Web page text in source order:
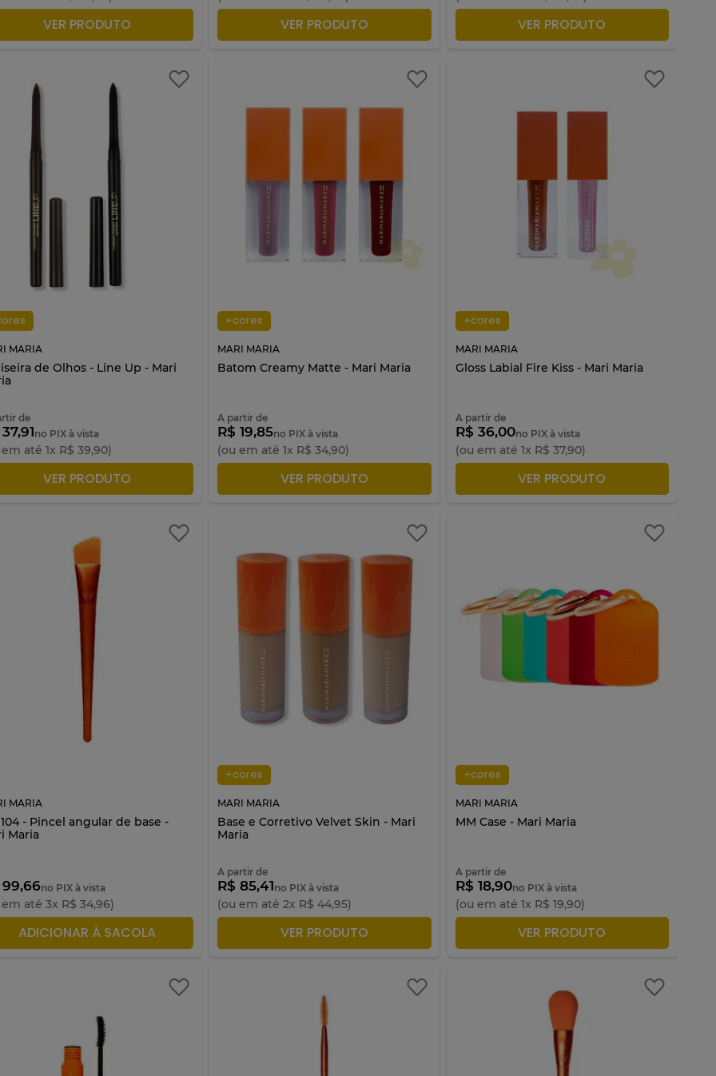
ADICIONAR À SACOLA
VER PRODUTO ADICIONAR À SACOLA
VER PRODUTO ADICIONAR À SACOLA
VER PRODUTO
MARIA
de Olhos - Line Up - Mari
de
no PIX à vista
em até 1x R$ 39,90)
ADICIONAR À SACOLA
VER PRODUTO
+cores
MARI MARIA
Batom Creamy Matte - Mari Maria
A partir de
R$ 19,85no PIX à vista
(ou em até1x R$ 34,90)
ADICIONAR À SACOLA
VER PRODUTO
+cores
MARI MARIA
Gloss Labial Fire Kiss - Mari Maria
A partir de
R$ 36,00no PIX à vista
(ou em até 1x R$ 37,90)
ADICIONAR À SACOLA
VER PRODUTO
MARIA
- Pincel angular de base -
Maria
99,66no PIX à vista
em até 3x R$ 34,96)
ADICIONAR À SACOLA
+cores
MARI MARIA
Base e Corretivo Velvet Skin - Mari
Maria
A partir de
R$ 85,41no PIX à vista
(ou em até2x R$ 44,95)
ADICIONAR À SACOLA
VER PRODUTO
+cores
MARI MARIA
MM Case - Mari Maria
A partir de
R$ 18,90no PIX à vista
(ou em até 1x R$ 19,90)
ADICIONAR À SACOLA
VER PRODUTO